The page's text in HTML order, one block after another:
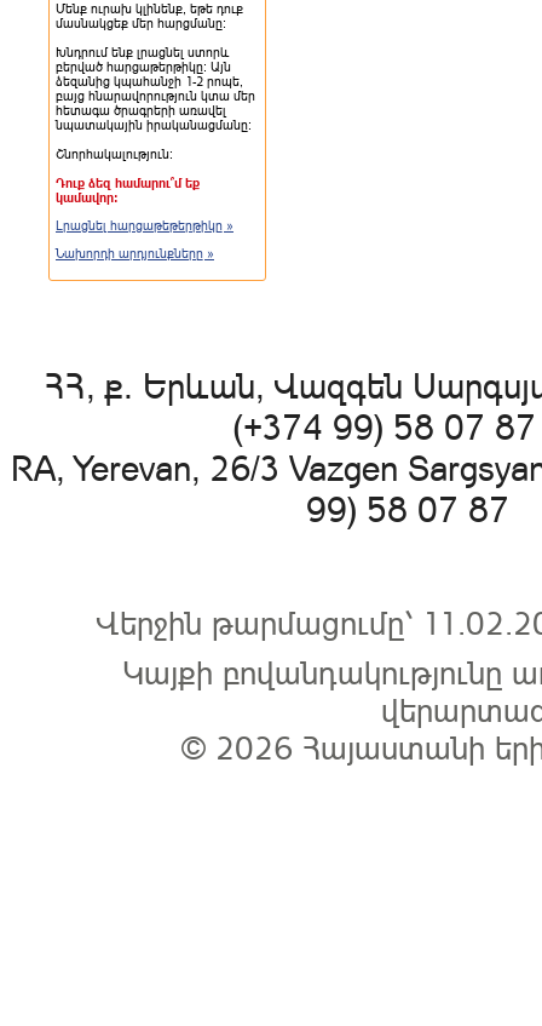
Մենք ուրախ կլինենք, եթե դուք
մասնակցեք մեր հարցմանը:
Խնդրում ենք լրացնել ստորև
բերված հարցաթերթիկը: Այն
ձեզանից կպահանջի 1-2 րոպե,
բայց հնարավորություն կտա մեր
հետագա ծրագրերի առավել
նպատակային իրականացմանը:
Շնորհակալություն:
Դուք ձեզ համարու՞մ եք
կամավոր:
Լրացնել հարցաթեթերթիկը »
Նախորդի արդյունքները »
ՀՀ, ք. Երևան, Վազգեն
(+374 99) 58 07
RA, Yerevan, 26/3 Vazgen
99) 58 07 87
Վերջին թարմացումը՝
Կայքի
© 2026 Հայաստանի